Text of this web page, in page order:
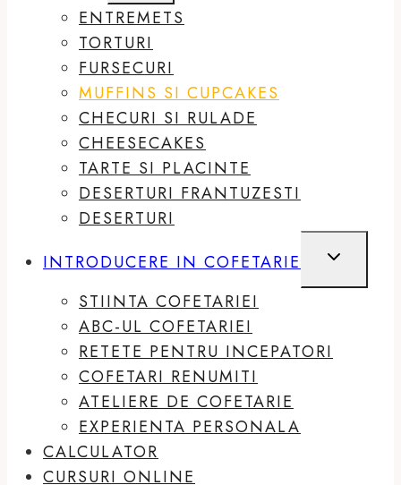
MENU
ENTREMETS
TORTURI
FURSECURI
MUFFINS SI CUPCAKES
CHECURI SI RULADE
CHEESECAKES
TARTE SI PLACINTE
DESERTURI FRANTUZESTI
DESERTURI
INTRODUCERE IN COFETARIE
TOGGLE
MENU
STIINTA COFETARIEI
ABC-UL COFETARIEI
RETETE PENTRU INCEPATORI
COFETARI RENUMITI
ATELIERE DE COFETARIE
EXPERIENTA PERSONALA
CALCULATOR
CURSURI ONLINE